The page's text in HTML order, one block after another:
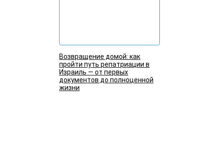
Возвращение домой: как
пройти путь репатриации в
Израиль — от первых
документов до полноценной
жизни